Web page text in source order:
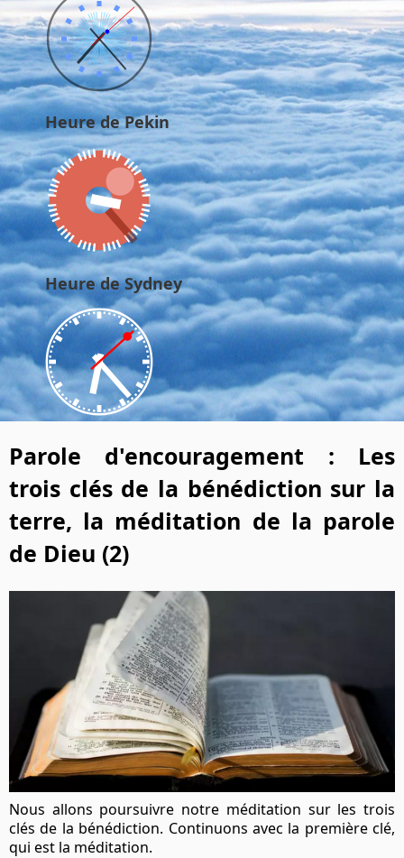
Heure de Pekin
Heure de Sydney
Parole d'encouragement : Les
trois clés de la bénédiction sur la
terre, la méditation de la parole
de Dieu (2)
Nous allons poursuivre notre méditation sur les trois
clés de la bénédiction. Continuons avec la première clé,
qui est la méditation.